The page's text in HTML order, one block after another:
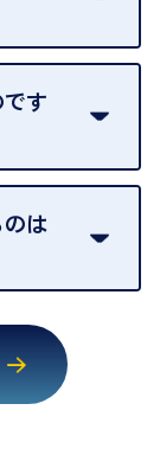
にお申し出
ります。
すが、店頭買
す。大量の
とがございま
す
ご本人確認を
してお取引
します。
は